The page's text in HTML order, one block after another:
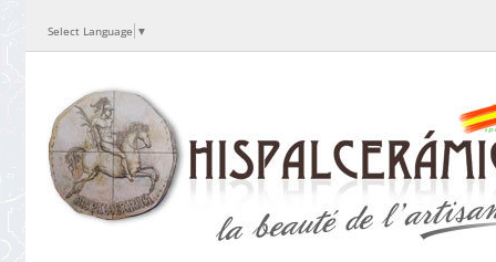
Select Language ▼